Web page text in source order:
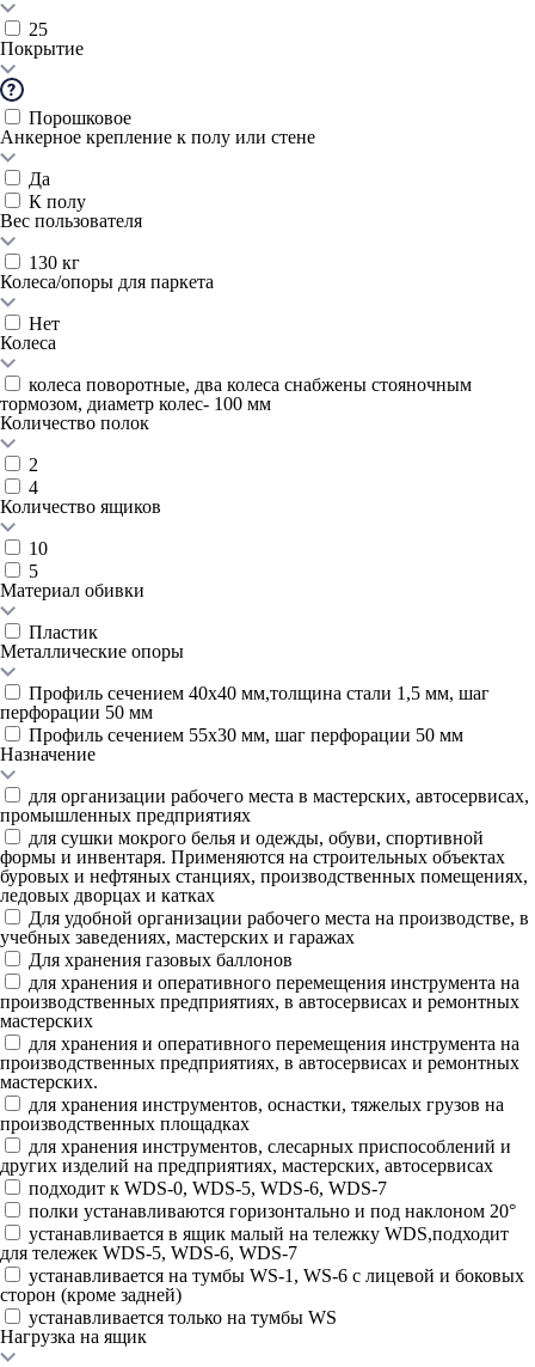
25
Покрытие
Порошковое
Анкерное крепление к полу или стене
Да
К полу
Вес пользователя
130 кг
Колеса/опоры для паркета
Нет
Колеса
колеса поворотные, два колеса снабжены стояночным
тормозом, диаметр колес- 100 мм
Количество полок
2
4
Количество ящиков
10
5
Материал обивки
Пластик
Металлические опоры
Профиль сечением 40х40 мм,толщина стали 1,5 мм, шаг
перфорации 50 мм
Профиль сечением 55х30 мм, шаг перфорации 50 мм
Назначение
для организации рабочего места в мастерских, автосервисах,
промышленных предприятиях
для сушки мокрого белья и одежды, обуви, спортивной
формы и инвентаря. Применяются на строительных объектах
буровых и нефтяных станциях, производственных помещениях,
ледовых дворцах и катках
Для удобной организации рабочего места на производстве, в
учебных заведениях, мастерских и гаражах
Для хранения газовых баллонов
для хранения и оперативного перемещения инструмента на
производственных предприятиях, в автосервисах и ремонтных
мастерских
для хранения и оперативного перемещения инструмента на
производственных предприятиях, в автосервисах и ремонтных
мастерских.
для хранения инструментов, оснастки, тяжелых грузов на
производственных площадках
для хранения инструментов, слесарных приспособлений и
других изделий на предприятиях, мастерских, автосервисах
подходит к WDS-0, WDS-5, WDS-6, WDS-7
полки устанавливаются горизонтально и под наклоном 20°
устанавливается в ящик малый на тележку WDS,подходит
для тележек WDS-5, WDS-6, WDS-7
устанавливается на тумбы WS-1, WS-6 с лицевой и боковых
сторон (кроме задней)
устанавливается только на тумбы WS
Нагрузка на ящик